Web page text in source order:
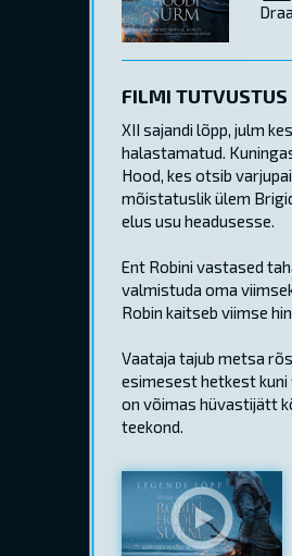
FILMI TUTVUSTUS
XII sajandi lõpp, julm
halastamatud.
Hood, kes otsib
mõistatuslik ülem
elus usu headusesse.
Ent Robini vastased
valmistuda oma
Robin kaitseb viimse
Vaataja tajub metsa
esimesest hetkest kuni
on võimas hüvastijätt
teekond.